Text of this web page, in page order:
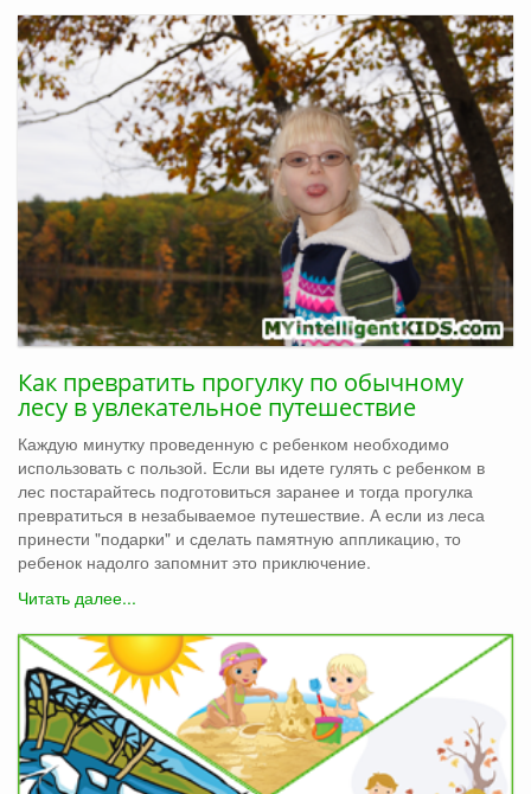
Как превратить прогулку по обычному
лесу в увлекательное путешествие
Каждую минутку проведенную с ребенком необходимо
использовать с пользой. Если вы идете гулять с ребенком в
лес постарайтесь подготовиться заранее и тогда прогулка
превратиться в незабываемое путешествие. А если из леса
принести "подарки" и сделать памятную аппликацию, то
ребенок надолго запомнит это приключение.
Читать далее...